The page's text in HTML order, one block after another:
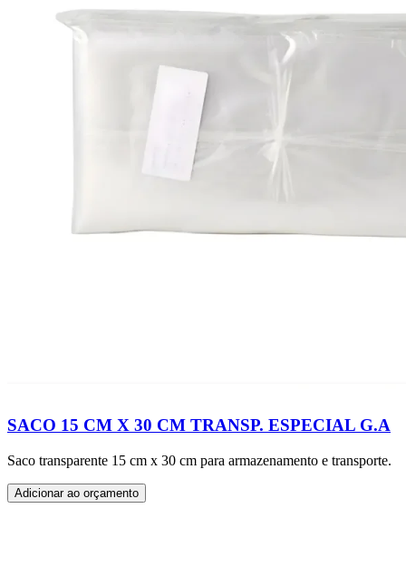
SACO 15 CM X 30 CM TRANSP. ESPECIAL G.A
Saco transparente 15 cm x 30 cm para armazenamento e transporte.
Adicionar ao orçamento